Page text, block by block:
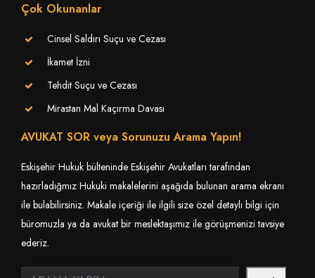
Çok Okunanlar
Cinsel Saldırı Suçu ve Cezası
İkamet İzni
Tehdit Suçu ve Cezası
Mirastan Mal Kaçırma Davası
AVUKAT SOR veya Sorunuzu Arama Yapın!
Eskişehir Hukuk bülteninde Eskişehir Avukatları tarafından
hazırladığmız Hukuki makalelerini aşağıda bulunan arama ekranı
ile bulabilirsiniz. Makale içeriği ile ilgili size özel detaylı bilgi için
büromuzla ya da avukat bir meslektaşımız ile görüşmenizi tavsiye
ederiz.